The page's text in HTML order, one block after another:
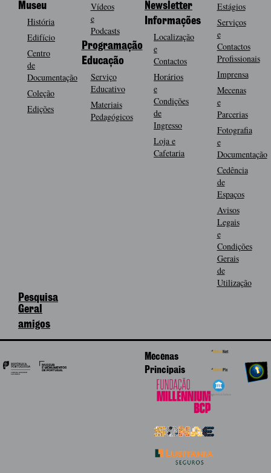
Museu
História
Edifício
Centro
de
Documentação
Coleção
Edições
Vídeos
e
Podcasts
Programação
Educação
Serviço
Educativo
Materiais
Pedagógicos
Newsletter
Informações
Localização
e
Contactos
Horários
e
Condições
de
Ingresso
Loja e
Cafetaria
Estágios
Serviços
e
Contactos
Profissionais
Imprensa
Mecenas
e
Parcerias
Fotografia
e
Documentação
Cedência
de
Espaços
Avisos
Legais
e
Condições
Gerais
de
Utilização
Pesquisa
Geral
amigos
Mecenas
Principais